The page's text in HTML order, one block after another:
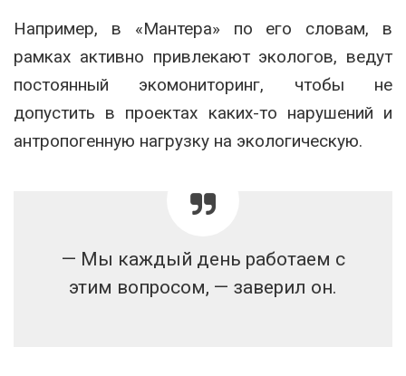
Например, в «Мантера» по его словам, в
рамках активно привлекают экологов, ведут
постоянный экомониторинг, чтобы не
допустить в проектах каких-то нарушений и
антропогенную нагрузку на экологическую.
— Мы каждый день работаем с
этим вопросом, — заверил он.